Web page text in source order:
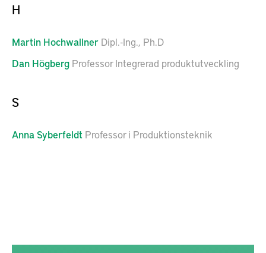
H
Martin Hochwallner Dipl.-Ing., Ph.D
Dan Högberg Professor Integrerad produktutveckling
S
AnnaSyberfeldt Professor i Produktionsteknik